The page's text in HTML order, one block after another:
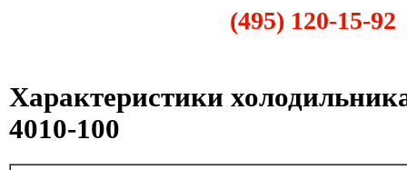
(495) 120-15-92
Характеристики
4010-100